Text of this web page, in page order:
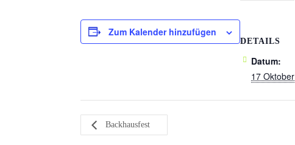
Zum Kalender hinzufügen
DETAILS
Datum:
17 Oktober
Backhausfest